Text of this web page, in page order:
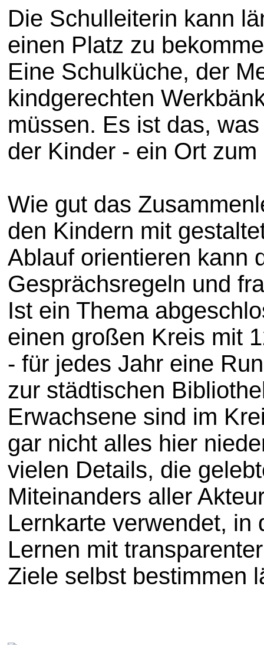
Die Schulleiterin kann
einen Platz zu
Eine Schulküche, der
kindgerechten
müssen. Es ist das,
der Kinder - ein Ort zum
Wie gut das
den Kindern mit
Ablauf orientieren kann
Gesprächsregeln und
Ist ein Thema
einen großen Kreis mit
- für jedes Jahr eine
zur städtischen
Erwachsene sind im
gar nicht alles hier
vielen Details, die
Miteinanders aller
Lernkarte verwendet, in
Lernen mit
Ziele selbst bestimmen